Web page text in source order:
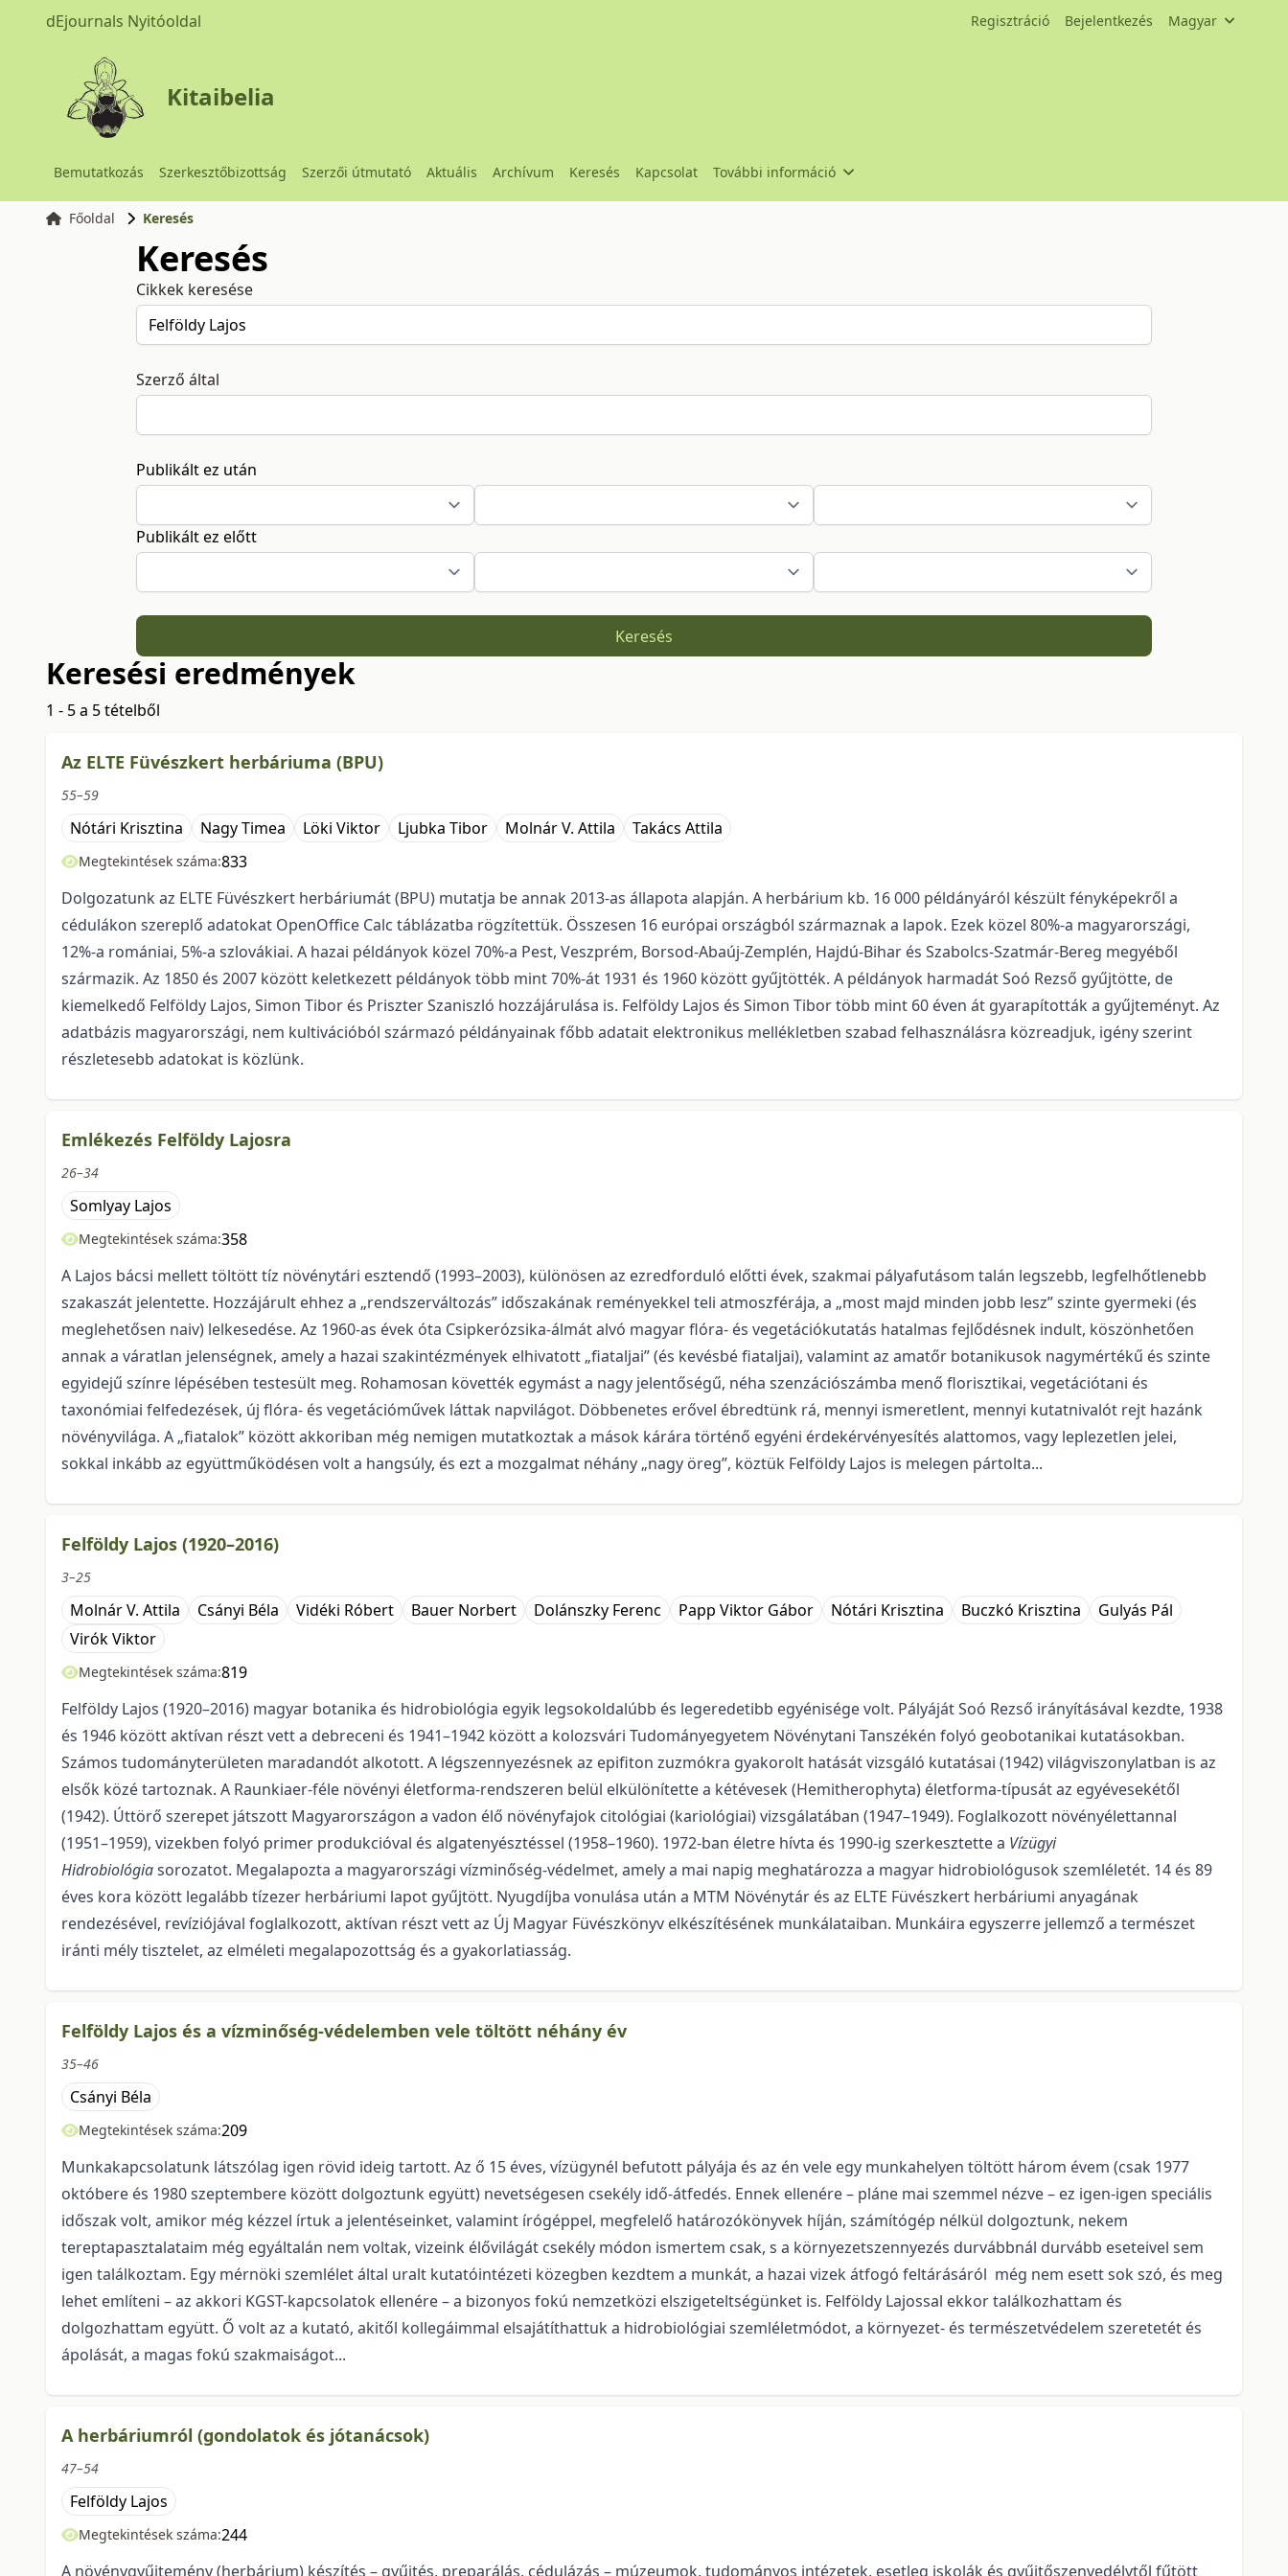
dEjournals Nyitóoldal Regisztráció Bejelentkezés Magyar
Kitaibelia
Bemutatkozás Szerkesztőbizottság Szerzői útmutató Aktuális Archívum Keresés Kapcsolat További információ
Főoldal Keresés
Keresés
Cikkek keresése
Szerző által
Publikált ez után
Publikált ez előtt
Keresés
Keresési eredmények
1 - 5 a 5 tételből
Az ELTE Füvészkert herbáriuma (BPU)
55–59
Nótári Krisztina Nagy Timea Löki Viktor Ljubka Tibor Molnár V. Attila Takács Attila
Megtekintések száma:833
Dolgozatunk az ELTE Füvészkert herbáriumát (BPU) mutatja be annak 2013-as állapota alapján. A herbárium kb. 16 000 példányáról készült fényképekről a
cédulákon szereplő adatokat OpenOffice Calc táblázatba rögzítettük. Összesen 16 európai országból származnak a lapok. Ezek közel 80%-a magyarországi,
12%-a romániai, 5%-a szlovákiai. A hazai példányok közel 70%-a Pest, Veszprém, Borsod-Abaúj-Zemplén, Hajdú-Bihar és Szabolcs-Szatmár-Bereg megyéből
származik. Az 1850 és 2007 között keletkezett példányok több mint 70%-át 1931 és 1960 között gyűjtötték. A példányok harmadát Soó Rezső gyűjtötte, de
kiemelkedő Felföldy Lajos, Simon Tibor és Priszter Szaniszló hozzájárulása is. Felföldy Lajos és Simon Tibor több mint 60 éven át gyarapították a gyűjteményt. Az
adatbázis magyarországi, nem kultivációból származó példányainak főbb adatait elektronikus mellékletben szabad felhasználásra közreadjuk, igény szerint
részletesebb adatokat is közlünk.
Emlékezés Felföldy Lajosra
26–34
Somlyay Lajos
Megtekintések száma:358
A Lajos bácsi mellett töltött tíz növénytári esztendő (1993–2003), különösen az ezredforduló előtti évek, szakmai pályafutásom talán legszebb, legfelhőtlenebb
szakaszát jelentette. Hozzájárult ehhez a „rendszerváltozás” időszakának reményekkel teli atmoszférája, a „most majd minden jobb lesz” szinte gyermeki (és
meglehetősen naiv) lelkesedése. Az 1960-as évek óta Csipkerózsika-álmát alvó magyar flóra- és vegetációkutatás hatalmas fejlődésnek indult, köszönhetően
annak a váratlan jelenségnek, amely a hazai szakintézmények elhivatott „fiataljai” (és kevésbé fiataljai), valamint az amatőr botanikusok nagymértékű és szinte
egyidejű színre lépésében testesült meg. Rohamosan követték egymást a nagy jelentőségű, néha szenzációszámba menő florisztikai, vegetációtani és
taxonómiai felfedezések, új flóra- és vegetációművek láttak napvilágot. Döbbenetes erővel ébredtünk rá, mennyi ismeretlent, mennyi kutatnivalót rejt hazánk
növényvilága. A „fiatalok” között akkoriban még nemigen mutatkoztak a mások kárára történő egyéni érdekérvényesítés alattomos, vagy leplezetlen jelei,
sokkal inkább az együttműködésen volt a hangsúly, és ezt a mozgalmat néhány „nagy öreg”, köztük Felföldy Lajos is melegen pártolta...
Felföldy Lajos (1920–2016)
3–25
Molnár V. Attila Csányi Béla Vidéki Róbert Bauer Norbert Dolánszky Ferenc Papp Viktor Gábor Nótári Krisztina Buczkó Krisztina
Gulyás Pál
Virók Viktor
Megtekintések száma:819
Felföldy Lajos (1920–2016) magyar botanika és hidrobiológia egyik legsokoldalúbb és legeredetibb egyénisége volt. Pályáját Soó Rezső irányításával kezdte, 1938
és 1946 között aktívan részt vett a debreceni és 1941–1942 között a kolozsvári Tudományegyetem Növénytani Tanszékén folyó geobotanikai kutatásokban.
Számos tudományterületen maradandót alkotott. A légszennyezésnek az epifiton zuzmókra gyakorolt hatását vizsgáló kutatásai (1942) világviszonylatban is az
elsők közé tartoznak. A Raunkiaer-féle növényi életforma-rendszeren belül elkülönítette a kétévesek (Hemitherophyta) életforma-típusát az egyévesekétől
(1942). Úttörő szerepet játszott Magyarországon a vadon élő növényfajok citológiai (kariológiai) vizsgálatában (1947–1949). Foglalkozott növényélettannal
(1951–1959), vizekben folyó primer produkcióval és algatenyésztéssel (1958–1960). 1972-ban életre hívta és 1990-ig szerkesztette a Vízügyi
Hidrobiológiasorozatot. Megalapozta a magyarországi vízminőség-védelmet, amely a mai napig meghatározza a magyar hidrobiológusok szemléletét. 14 és 89
éves kora között legalább tízezer herbáriumi lapot gyűjtött. Nyugdíjba vonulása után a MTM Növénytár és az ELTE Füvészkert herbáriumi anyagának
rendezésével, revíziójával foglalkozott, aktívan részt vett az Új Magyar Füvészkönyv elkészítésének munkálataiban. Munkáira egyszerre jellemző a természet
iránti mély tisztelet, az elméleti megalapozottság és a gyakorlatiasság.
Felföldy Lajos és a vízminőség-védelemben vele töltött néhány év
35–46
Csányi Béla
Megtekintések száma:209
Munkakapcsolatunk látszólag igen rövid ideig tartott. Az ő 15 éves, vízügynél befutott pályája és az én vele egy munkahelyen töltött három évem (csak 1977
októbere és 1980 szeptembere között dolgoztunk együtt) nevetségesen csekély idő-átfedés. Ennek ellenére – pláne mai szemmel nézve – ez igen-igen speciális
időszak volt, amikor még kézzel írtuk a jelentéseinket, valamint írógéppel, megfelelő határozókönyvek híján, számítógép nélkül dolgoztunk, nekem
tereptapasztalataim még egyáltalán nem voltak, vizeink élővilágát csekély módon ismertem csak, s a környezetszennyezés durvábbnál durvább eseteivel sem
igen találkoztam. Egy mérnöki szemlélet által uralt kutatóintézeti közegben kezdtem a munkát, a hazai vizek átfogó feltárásáról még nem esett sok szó, és meg
lehet említeni – az akkori KGST-kapcsolatok ellenére – a bizonyos fokú nemzetközi elszigeteltségünket is. Felföldy Lajossal ekkor találkozhattam és
dolgozhattam együtt. Ő volt az a kutató, akitől kollegáimmal elsajátíthattuk a hidrobiológiai szemléletmódot, a környezet- és természetvédelem szeretetét és
ápolását, a magas fokú szakmaiságot...
A herbáriumról (gondolatok és jótanácsok)
47–54
Felföldy Lajos
Megtekintések száma:244
A növénygyűjtemény (herbárium) készítés – gyűjtés, preparálás, cédulázás – múzeumok, tudományos intézetek, esetleg iskolák és gyűjtőszenvedélytől fűtött